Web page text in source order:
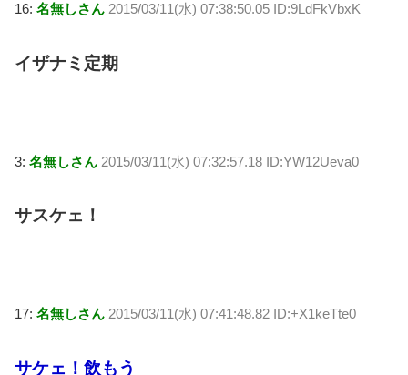
16: 名無しさん 2015/03/11(水) 07:38:50.05 ID:9LdFkVbxK
イザナミ定期
3: 名無しさん 2015/03/11(水) 07:32:57.18 ID:YW12Ueva0
サスケェ！
17: 名無しさん 2015/03/11(水) 07:41:48.82 ID:+X1keTte0
サケェ！飲もう